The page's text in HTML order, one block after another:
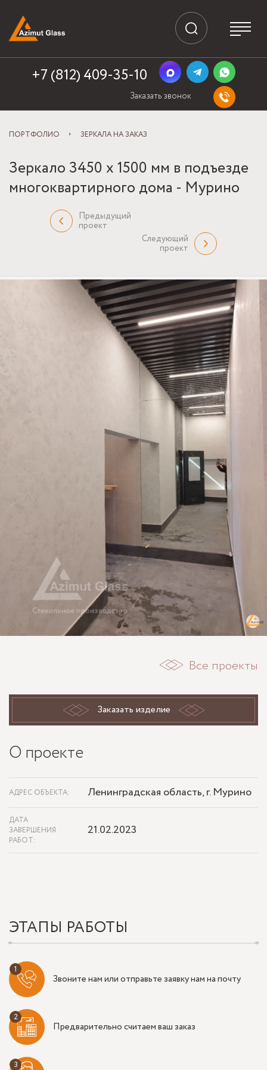
+7 (812) 409-35-10
Заказать звонок
ПОРТФОЛИО ЗЕРКАЛА НА ЗАКАЗ
Зеркало 3450 x 1500 мм в подъезде
многоквартирного дома - Мурино
Предыдущий
проект
Следующий
проект
Все проекты
Заказать изделие
О проекте
АДРЕС ОБЪЕКТА: Ленинградская область, г. Мурино
ДАТА
ЗАВЕРШЕНИЯ
РАБОТ:
21.02.2023
ЭТАПЫ РАБОТЫ
Звоните нам или отправьте заявку нам на почту
Предварительно считаем ваш заказ